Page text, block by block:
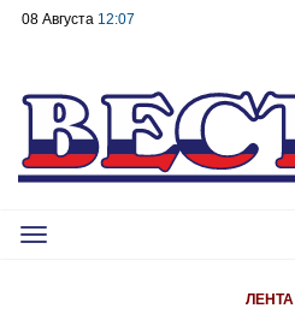
08 Августа 12:07
Toggle
ЛЕНТА